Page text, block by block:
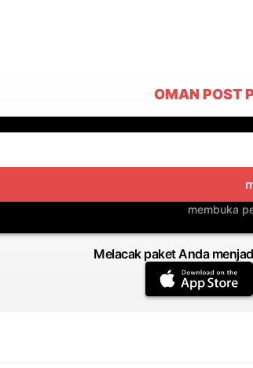
OMAN POST
membuka
Melacak paket Anda